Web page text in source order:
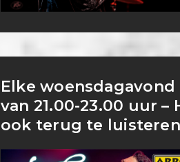
Elke woensdagavond
van 21.00-23.00 uur –
ook terug te luisteren